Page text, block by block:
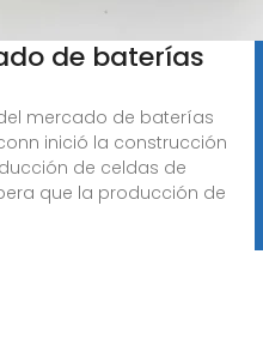
de baterías
mercado de baterías
inició la construcción
de celdas de
que la producción de